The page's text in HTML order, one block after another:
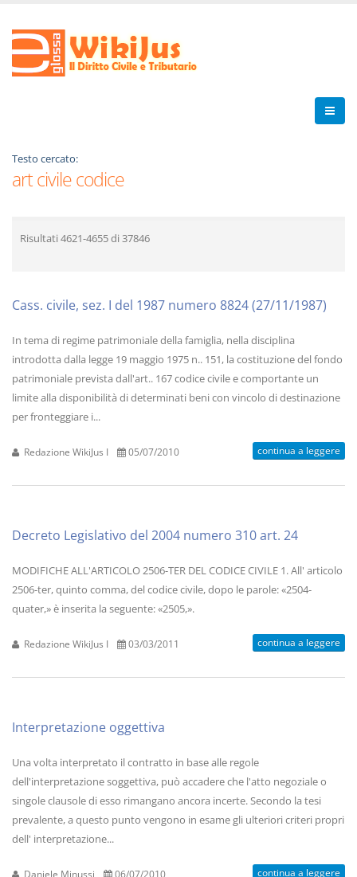
Testo cercato:
art civile codice
Risultati 4621-4655di 37846
Cass. civile, sez. I del 1987 numero 8824 (27/11/1987)
In tema di regime patrimoniale della famiglia, nella disciplina
introdotta dalla legge 19 maggio 1975 n.. 151, la costituzione del fondo
patrimoniale prevista dall'art.. 167 codice civile e comportante un
limite alla disponibilità di determinati beni con vincolo di destinazione
per fronteggiare i...
Redazione WikiJus I 05/07/2010 continua a leggere
Decreto Legislativo del 2004 numero 310 art. 24
MODIFICHE ALL'ARTICOLO 2506-TER DEL CODICE CIVILE 1. All' articolo
2506-ter, quinto comma, del codice civile, dopo le parole: «2504-
quater,» è inserita la seguente: «2505,».
Redazione WikiJus I 03/03/2011 continua a leggere
Interpretazione oggettiva
Una volta interpretato il contratto in base alle regole
dell'interpretazione soggettiva, può accadere che l'atto negoziale o
singole clausole di esso rimangano ancora incerte. Secondo la tesi
prevalente, a questo punto vengono in esame gli ulteriori criteri propri
dell' interpretazione...
Daniele Minussi 06/07/2010 continua a leggere